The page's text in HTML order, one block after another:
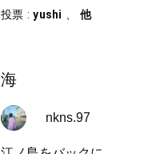
投票 :yushi 、他
海
nkns.97